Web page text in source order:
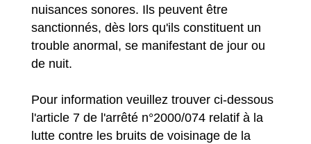
nuisances sonores. Ils peuvent être
sanctionnés, dès lors qu'ils constituent un
trouble anormal, se manifestant de jour ou
de nuit.
Pour information veuillez trouver ci-dessous
l'article 7 de l'arrêté n°2000/074 relatif à la
lutte contre les bruits de voisinage de la